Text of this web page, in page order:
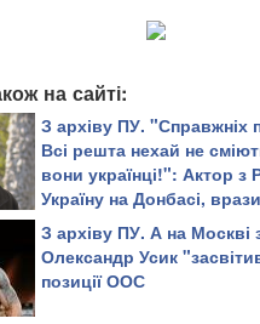
на сайті:
З архіву ПУ. "Справжніх
Всі решта нехай не
вони українці!": Актор
Україну на Донбасі,
промовою
З архіву ПУ. А на Москві
Олександр Усик
позиції ООС